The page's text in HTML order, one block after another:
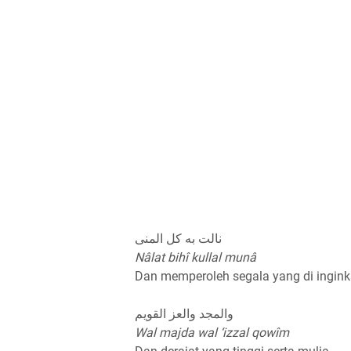
نالت به کل المنی
Nâlat bihî kullal munâ
Dan memperoleh segala yang di
والمجد والعز القويم
Wal majda wal ‘izzal qowîm